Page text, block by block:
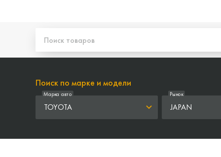
Поиск по марке и модели
TOYOTA
Марка авто
JAPAN
Рынок